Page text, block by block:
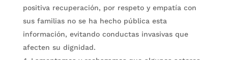
positiva recuperación, por respeto y empatía con
sus familias no se ha hecho pública esta
información, evitando conductas invasivas que
afecten su dignidad.